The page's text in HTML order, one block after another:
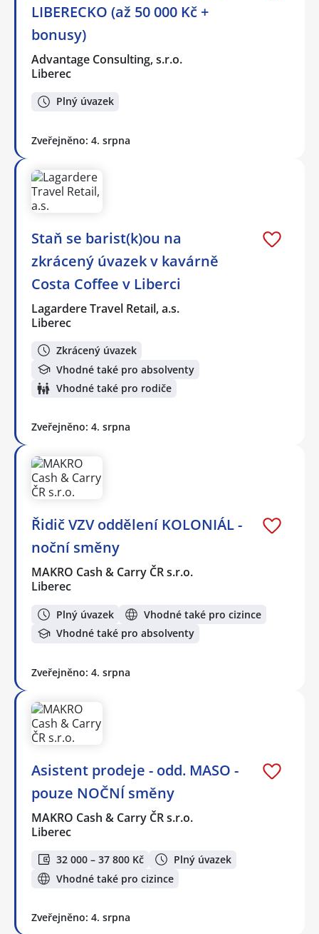
LIBERECKO (až 50 000 Kč +
bonusy)
Advantage Consulting, s.r.o.
Liberec
Plný úvazek
Zveřejněno: 4. srpna
Staň se barist(k)ou na
zkrácený úvazek v kavárně
Costa Coffee v Liberci
Lagardere Travel Retail, a.s.
Liberec
Zkrácený úvazek
Vhodné také pro absolventy
Vhodné také pro rodiče
Zveřejněno: 4. srpna
Řidič VZV oddělení KOLONIÁL -
noční směny
MAKRO Cash & Carry ČR s.r.o.
Liberec
Plný úvazek
Vhodné také pro cizince
Vhodné také pro absolventy
Zveřejněno: 4. srpna
Asistent prodeje - odd. MASO -
pouze NOČNÍ směny
MAKRO Cash & Carry ČR s.r.o.
Liberec
32 000 – 37 800 Kč
Plný úvazek
Vhodné také pro cizince
Zveřejněno: 4. srpna